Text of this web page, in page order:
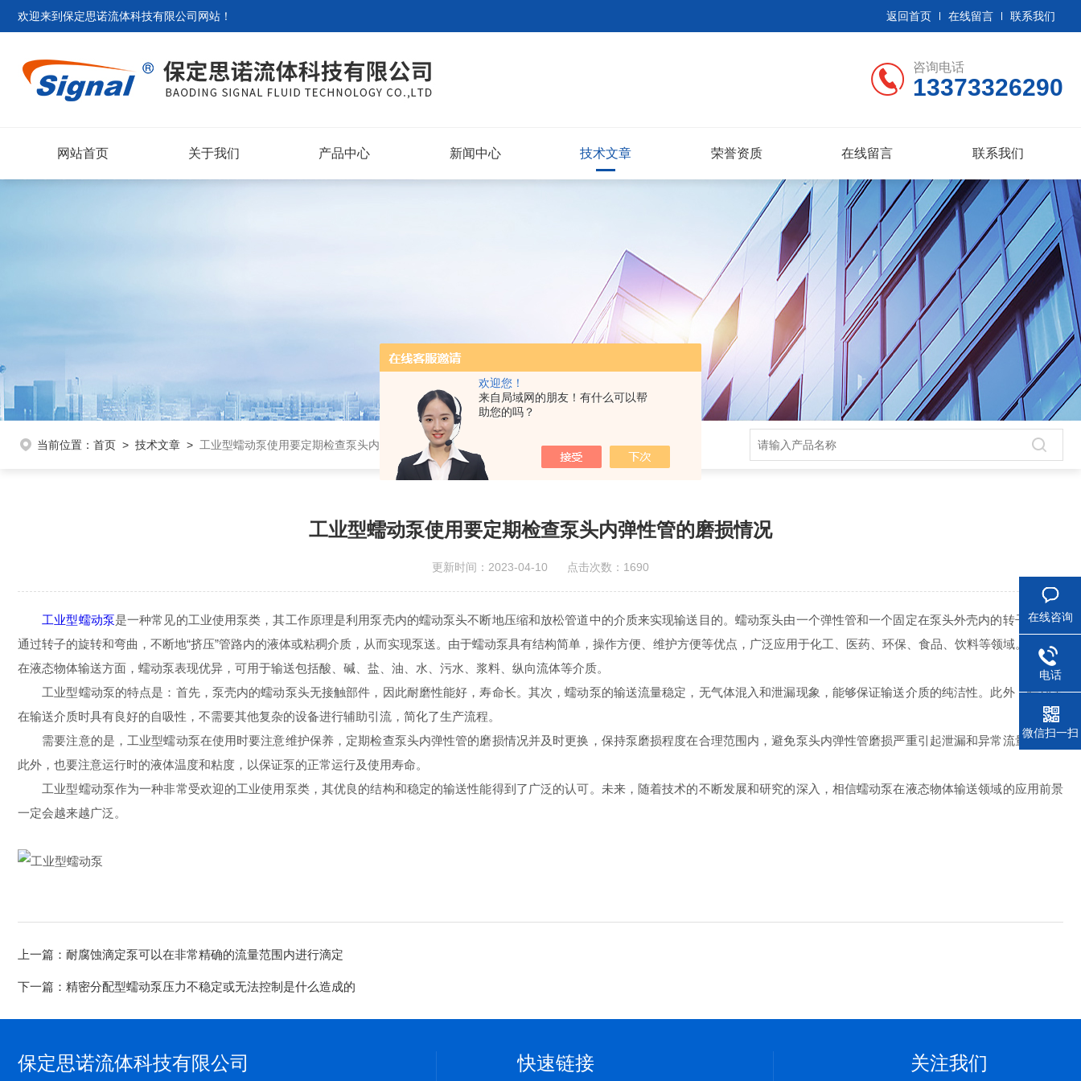
欢迎您！
来自局域网的朋友！有什么可以帮
助您的吗？
欢迎来到保定思诺流体科技有限公司网站 ！ 返回首页 在线留言 联系我们
咨询电话
13373326290
网站首页 关于我们 产品中心 新闻中心 技术文章 荣誉资质 在线留言 联系我们
当前位置： 首页 > 技术文章 > 工业型蠕动泵使用要定期检查泵头内弹性管的磨损情况
工业型蠕动泵使用要定期检查泵头内弹性管的磨损情况
更新时间：2023-04-10 点击次数：1690
工业型蠕动泵是一种常见的工业使用泵类，其工作原理是利用泵壳内的蠕动泵头不断地压缩和放松管道中的介质来实现输送目的。蠕动泵头由一个弹性管和一个固定在泵头外壳内的转子组成，
通过转子的旋转和弯曲，不断地“挤压”管路内的液体或粘稠介质，从而实现泵送。由于蠕动泵具有结构简单，操作方便、维护方便等优点，广泛应用于化工、医药、环保、食品、饮料等领域。其中，
在液态物体输送方面，蠕动泵表现优异，可用于输送包括酸、碱、盐、油、水、污水、浆料、纵向流体等介质。
工业型蠕动泵的特点是：首先，泵壳内的蠕动泵头无接触部件，因此耐磨性能好，寿命长。其次，蠕动泵的输送流量稳定，无气体混入和泄漏现象，能够保证输送介质的纯洁性。此外，蠕动泵
在输送介质时具有良好的自吸性，不需要其他复杂的设备进行辅助引流，简化了生产流程。
需要注意的是，工业型蠕动泵在使用时要注意维护保养，定期检查泵头内弹性管的磨损情况并及时更换，保持泵磨损程度在合理范围内，避免泵头内弹性管磨损严重引起泄漏和异常流量问题。
此外，也要注意运行时的液体温度和粘度，以保证泵的正常运行及使用寿命。
工业型蠕动泵作为一种非常受欢迎的工业使用泵类，其优良的结构和稳定的输送性能得到了广泛的认可。未来，随着技术的不断发展和研究的深入，相信蠕动泵在液态物体输送领域的应用前景
一定会越来越广泛。
上一篇： 耐腐蚀滴定泵可以在非常精确的流量范围内进行滴定
下一篇： 精密分配型蠕动泵压力不稳定或无法控制是什么造成的
保定思诺流体科技有限公司 快速链接 关注我们
在线咨询
电话
微信扫一扫